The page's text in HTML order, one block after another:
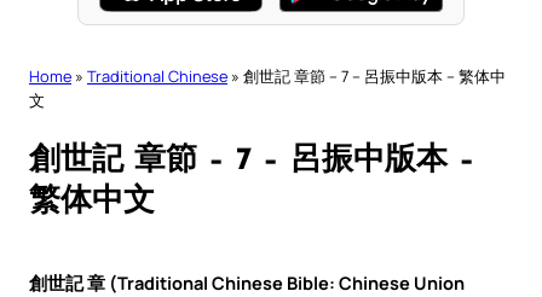
Home » Traditional Chinese » 創世記 章節 – 7 – 呂振中版本 – 繁体中
文
創世記 章節 – 7 – 呂振中版本 –
繁体中文
創世記 章 (Traditional Chinese Bible: Chinese Union